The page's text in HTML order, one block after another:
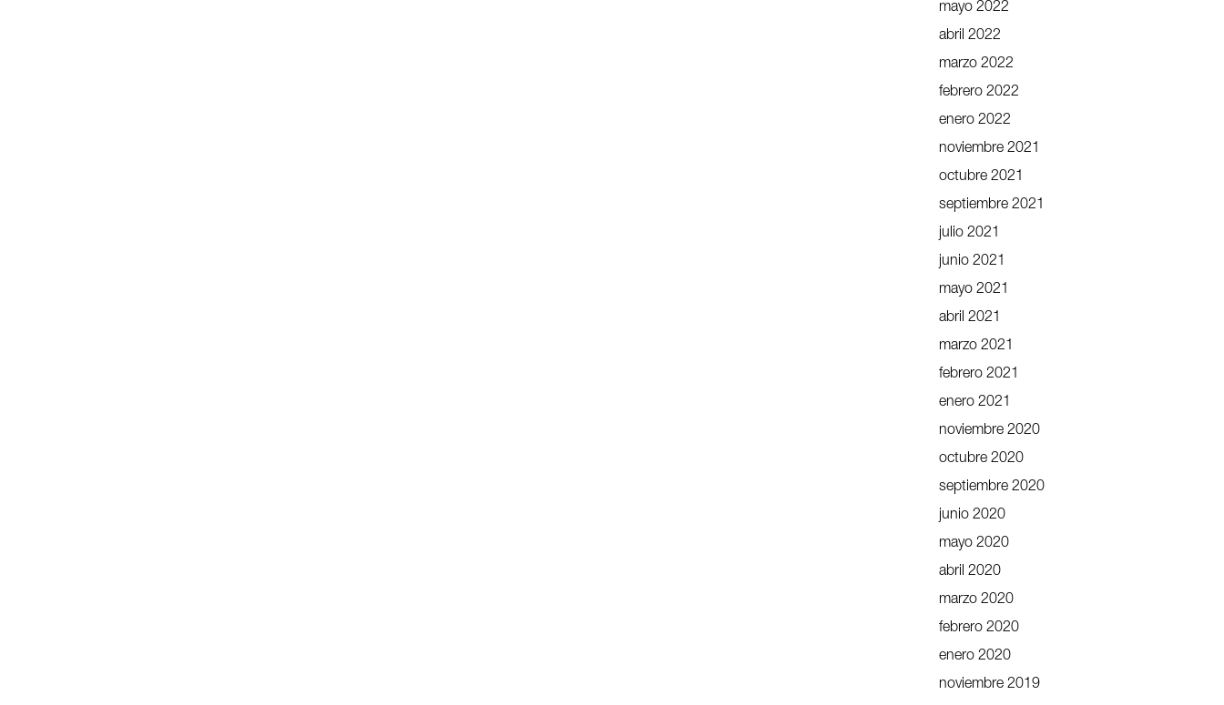
mayo 2022
abril 2022
marzo 2022
febrero 2022
enero 2022
noviembre 2021
octubre 2021
septiembre 2021
julio 2021
junio 2021
mayo 2021
abril 2021
marzo 2021
febrero 2021
enero 2021
noviembre 2020
octubre 2020
septiembre 2020
junio 2020
mayo 2020
abril 2020
marzo 2020
febrero 2020
enero 2020
noviembre 2019